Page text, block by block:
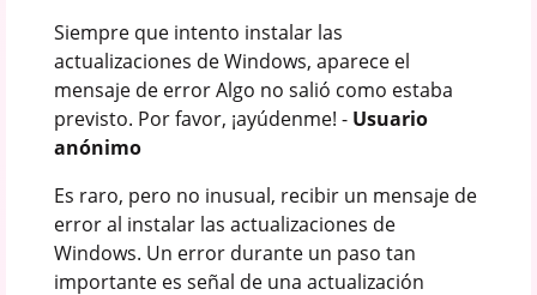
Siempre que intento instalar las
actualizaciones de Windows, aparece el
mensaje de error Algo no salió como estaba
previsto. Por favor, ¡ayúdenme! - Usuario
anónimo
Es raro, pero no inusual, recibir un mensaje de
error al instalar las actualizaciones de
Windows. Un error durante un paso tan
importante es señal de una actualización